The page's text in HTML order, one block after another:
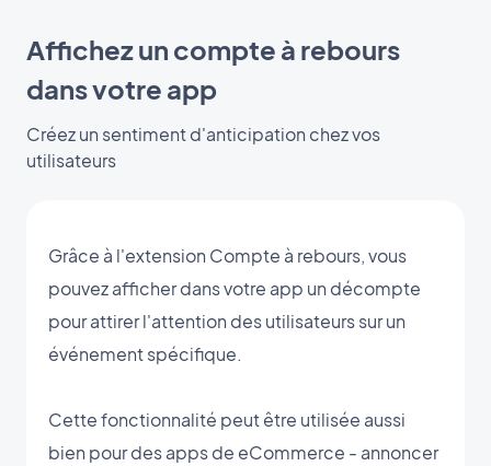
Affichez un compte à rebours
dans votre app
Créez un sentiment d'anticipation chez vos
utilisateurs
Grâce à l'extension Compte à rebours, vous
pouvez afficher dans votre app un décompte
pour attirer l'attention des utilisateurs sur un
événement spécifique.
Cette fonctionnalité peut être utilisée aussi
bien pour des apps de eCommerce - annoncer